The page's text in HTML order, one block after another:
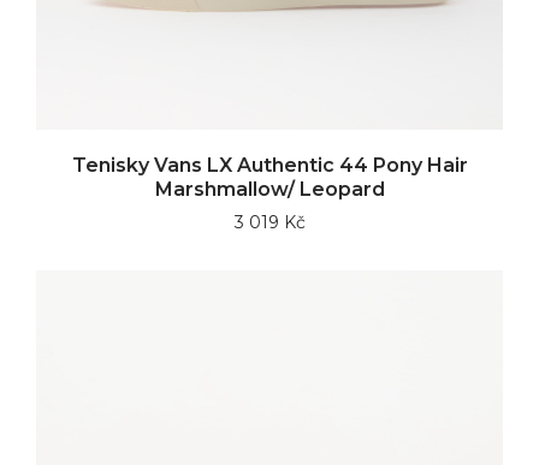
Tenisky Vans LX Authentic 44 Pony Hair
Marshmallow/ Leopard
3 019 Kč